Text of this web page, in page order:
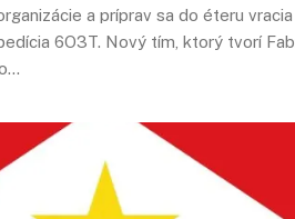
a príprav sa do éteru vracia
6O3T. Nový tím, ktorý tvorí